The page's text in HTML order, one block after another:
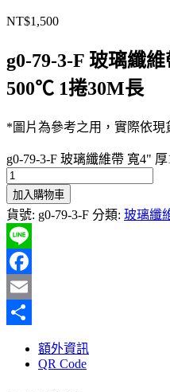
NT$1,500
g0-79-3-F 玻璃纖
500℃ 1捲30M長
*圖片為參考之用，實際依現
g0-79-3-F 玻璃纖維帶 寬4"
加入購物車
貨號: g0-79-3-F 分類: 玻璃纖
Line
Facebook
Email
額外資訊
QR Code